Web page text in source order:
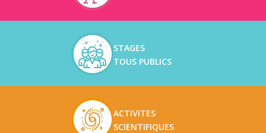
STAGES
TOUS PUBLICS
ACTIVITES
SCIENTIFIQUES